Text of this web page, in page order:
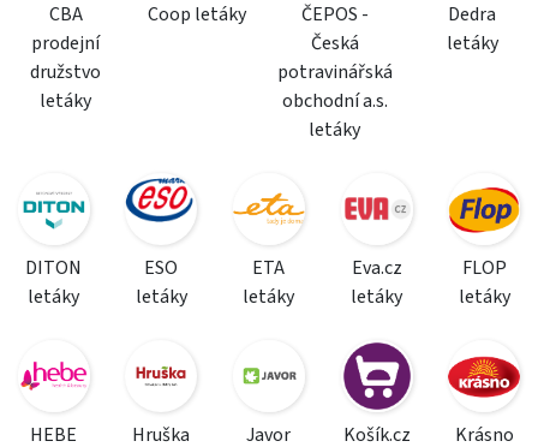
CBA
prodejní
družstvo
letáky
Coop letáky
ČEPOS -
Česká
potravinářská
obchodní a.s.
letáky
Dedra
letáky
DITON
letáky
ESO
letáky
ETA
letáky
Eva.cz
letáky
FLOP
letáky
HEBE Hruška Javor Košík.cz Krásno